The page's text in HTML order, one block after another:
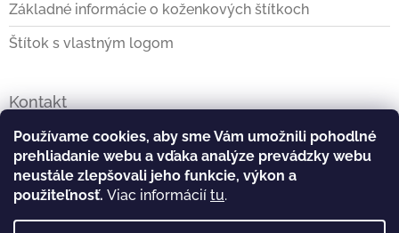
Používame cookies, aby sme Vám umožnili pohodlné
prehliadanie webu a vďaka analýze prevádzky webu
neustále zlepšovali jeho funkcie, výkon a
použiteľnosť. Viac informácií tu.
Základné informácie o koženkových štítkoch
Štítok s vlastným logom
Kontakt
info@stitkovo.sk
0903928140
https://www.facebook.com/Stitkovo.sk